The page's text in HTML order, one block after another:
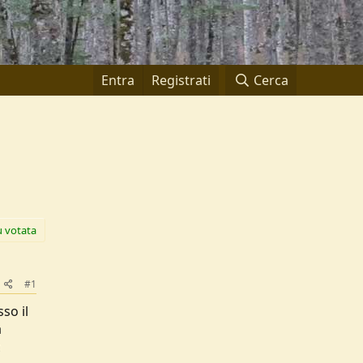
Entra Registrati Cerca
votata
#1
il